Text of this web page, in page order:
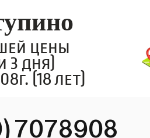
цены
3 дня)
(18 лет)